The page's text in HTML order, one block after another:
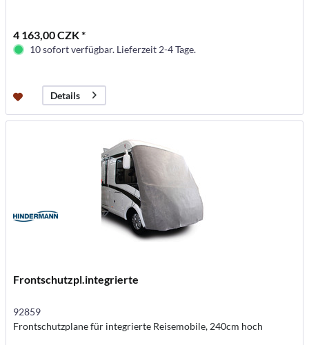
4 163,00 CZK *
10 sofort verfügbar. Lieferzeit 2-4 Tage.
Details
Frontschutzpl.integrierte
92859
Frontschutzplane für integrierte Reisemobile, 240cm hoch